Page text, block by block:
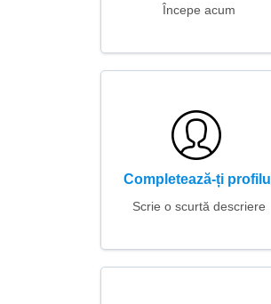
Începe acum
Completează-ți profilul
Scrie o scurtă descriere